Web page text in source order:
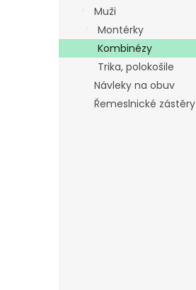
n
e
Muži
Montérky
Kombinézy
Trika, polokošile
Návleky na obuv
Řemeslnické zástěry